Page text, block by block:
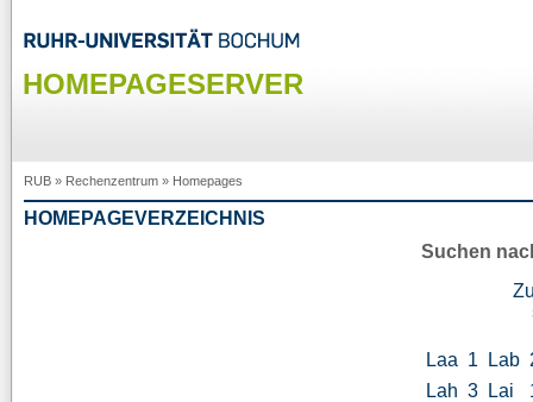
HOMEPAGESERVER
RUB » Rechenzentrum » Homepages
HOMEPAGEVERZEICHNIS
Suchen
Laa 1 Lab
Lah 3 Lai